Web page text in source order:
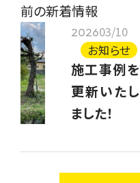
前の新着情報
202603/10
お知らせ
施工事例を
更新いたし
ました！